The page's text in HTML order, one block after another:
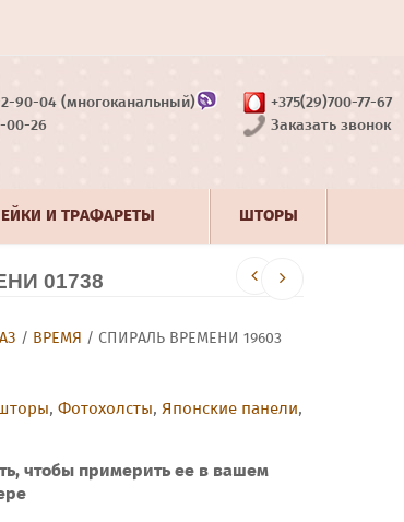
90-04 (многоканальный)
00-26
+375(29)700-77-67
Заказать звонок
И ТРАФАРЕТЫ ШТОРЫ
01738
/ ВРЕМЯ / СПИРАЛЬ ВРЕМЕНИ 19603
, Фотохолсты, Японские панели,
чтобы примерить ее в вашем